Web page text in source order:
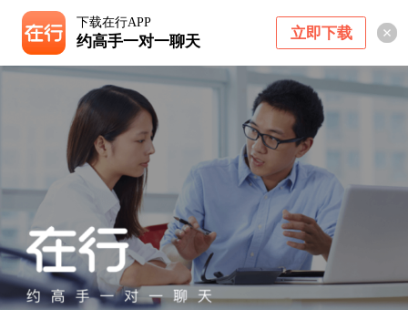
下载在行APP
约高手一对一聊天 立即下载